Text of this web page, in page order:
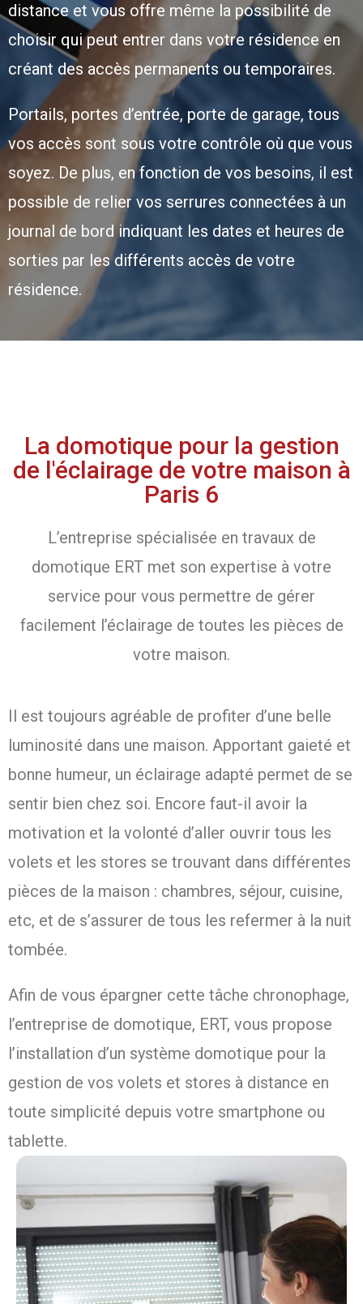
distance et vous offre même la possibilité de
choisir qui peut entrer dans votre résidence en
créant des accès permanents ou temporaires.
Portails, portes d’entrée, porte de garage, tous
vos accès sont sous votre contrôle où que vous
soyez. De plus, en fonction de vos besoins, il est
possible de relier vos serrures connectées à un
journal de bord indiquant les dates et heures de
sorties par les différents accès de votre
résidence.
La domotique pour la gestion
de l'éclairage de votre maison à
Paris 6
L’entreprise spécialisée en travaux de
domotique ERT met son expertise à votre
service pour vous permettre de gérer
facilement l’éclairage de toutes les pièces de
votre maison.
Il est toujours agréable de profiter d’une belle
luminosité dans une maison. Apportant gaieté et
bonne humeur, un éclairage adapté permet de se
sentir bien chez soi. Encore faut-il avoir la
motivation et la volonté d’aller ouvrir tous les
volets et les stores se trouvant dans différentes
pièces de la maison : chambres, séjour, cuisine,
etc, et de s’assurer de tous les refermer à la nuit
tombée.
Afin de vous épargner cette tâche chronophage,
l’entreprise de domotique, ERT, vous propose
l’installation d’un système domotique pour la
gestion de vos volets et stores à distance en
toute simplicité depuis votre smartphone ou
tablette.